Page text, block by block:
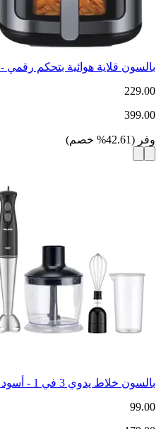
بالسون قلاية هوائية بتحكم رقمي - 1800 واط - 40017
229.00
399.00
وفر (
42.61
% خصم)
بالسون خلاط يدوي 3 في 1 - أسود - 40021
99.00